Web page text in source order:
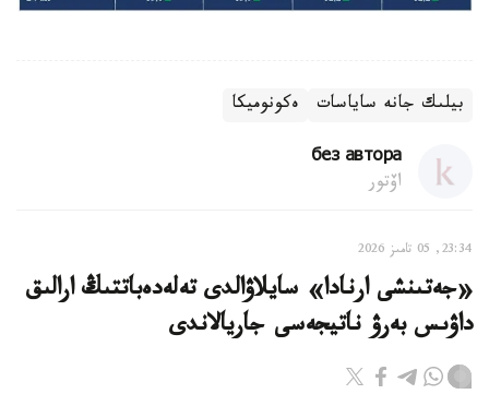
بيلىك جانە ساياسات ەكونوميكا
без автора
اۆتور
23:34, 05 تامىز 2026
«جەتىنشى ارنادا» سايلاۋالدى تەلەدەباتتىڭ ارالىق
داۋىس بەرۋ ناتيجەسى جاريالاندى